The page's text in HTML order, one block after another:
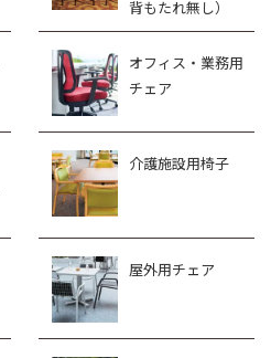
背もたれ無し）
オフィス・業務用
チェア
介護施設用椅子
屋外用チェア